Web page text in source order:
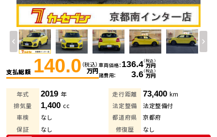
支払総額 140.0 （税込）
万円
車両価格 136.4（税込）
万円
諸費用
3.6（税込）
万円
年式 2019 年 走行距離 73,400 km
排気量
1,400cc 法定整備
法定整備付
車検
なし 都道府県
京都府
保証
なし 修復歴 なし